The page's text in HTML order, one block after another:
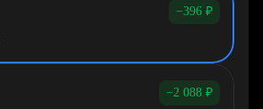
−396 ₽
−2 088 ₽